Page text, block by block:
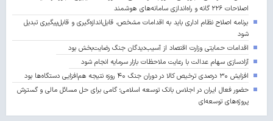
اصلاحات ۲۲۶ گانه و راه‌اندازی سامانه‌های هوشمند
برنامه اصلاح نظام اداری باید به اقدامات مشخص، قابل‌اندازه‌گیری و قابل‌پیگیری تبدیل
شود
اقدامات حمایتی وزارت اقتصاد از آسیب‌دیدگان جنگ رضایت‌بخش بود
آزادسازی سهام عدالت با رعایت ملاحظات بازار سرمایه انجام شود
افزایش ۳۰ درصدی ترخیص کالا در دوران جنگ ۴۰ روزه نتیجه هم‌افزایی دستگاه‌ها بود
حضور فعال ایران در اجلاس بانک توسعه اسلامی؛ گامی برای حل مسائل مالی و گسترش
پروژه‌های توسعه‌ای